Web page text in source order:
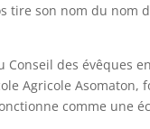
tire son nom du nom
Conseil des évêques
Agricole Asomaton,
comme une